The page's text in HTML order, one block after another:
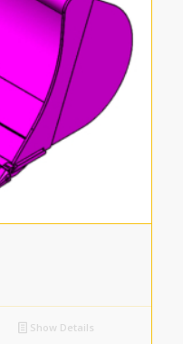
Show Details